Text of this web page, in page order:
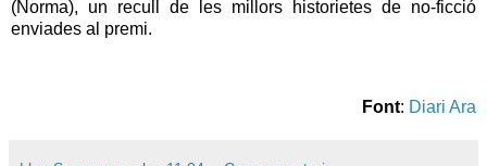
(Norma), un recull de les millors historietes de no-ficció
enviades al premi.
Font: Diari Ara